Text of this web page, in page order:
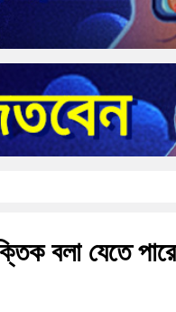
বলা যেতে পারে